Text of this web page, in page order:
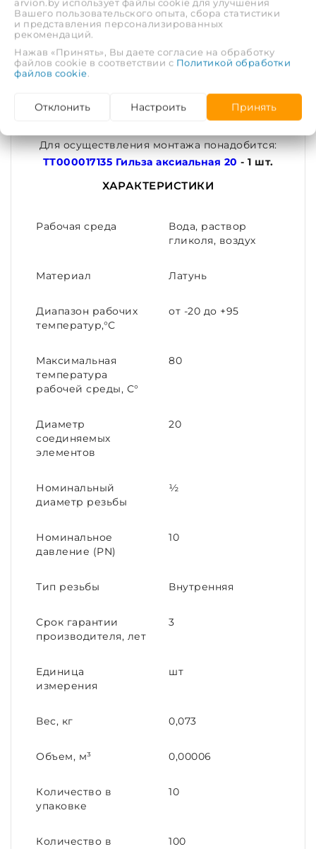
выполнением соединения.
Герметичность соединения обеспечивается за
счёт вдавливания материала трубы в проточки
штуцера корпуса, происходящее при
надвигании гильзы на штуцер корпуса.
Внимание!!! Эта товарная позиция содержит
Для осуществления монтажа понадобится:
ТТ000017135 Гильза аксиальная 20 - 1 шт.
ХАРАКТЕРИСТИКИ
Рабочая среда
Вода, раствор
гликоля, воздух
Материал Латунь
Диапазон рабочих
температур,°С
от -20 до +95
Максимальная
температура
рабочей среды, С°
80
Диаметр
соединяемых
элементов
20
Номинальный
диаметр резьбы
½
Номинальное
давление (PN)
10
Тип резьбы Внутренняя
Срок гарантии
производителя, лет
3
Единица
измерения
шт
Вес, кг 0,073
Объем, м³ 0,00006
Количество в
упаковке
10
Количество в
100
arvion.by использует файлы cookie для улучшения
Вашего пользовательского опыта, сбора статистики
и представления персонализированных
рекомендаций.
Нажав «Принять», Вы даете согласие на обработку
файлов cookie в соответствии с Политикой обработки
файлов cookie.
Отклонить Настроить Принять